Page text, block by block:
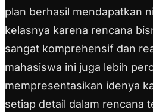
plan berhasil mendapatkan
kelasnya karena rencana
sangat komprehensif dan
mahasiswa ini juga lebih
mempresentasikan idenya
setiap detail dalam rencana